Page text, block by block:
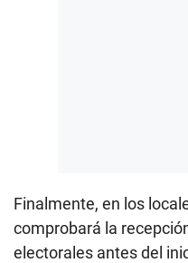
Finalmente, en los
comprobará la
electorales antes del